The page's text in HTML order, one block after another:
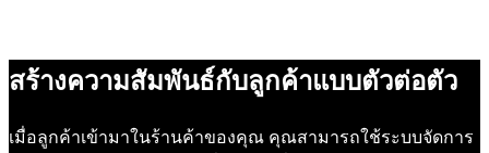
สร้างความสัมพันธ์กับลูกค้าแบบตัวต่อตัว
เมื่อลูกค้าเข้ามาในร้านค้าของคุณ คุณสามารถใช้ระบบจัดการ